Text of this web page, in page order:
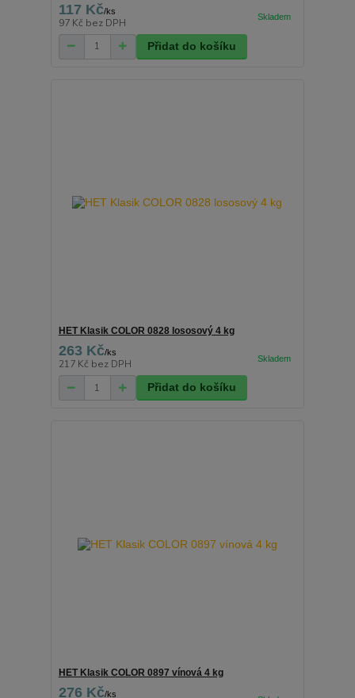
117 Kč/ks
97 Kč bez DPH
Přidat do košíku
HET Klasik COLOR 0828 lososový 4 kg
263 Kč/ks
217 Kč bez DPH
Přidat do košíku
HET Klasik COLOR 0897 vínová 4 kg
276 Kč/ks